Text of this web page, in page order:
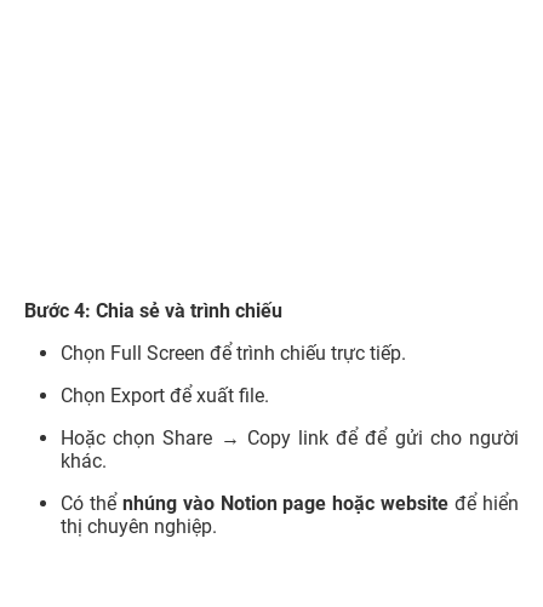
Bước 4: Chia sẻ và trình chiếu
Chọn Full Screen để trình chiếu trực tiếp.
Chọn Export để xuất file.
Hoặc chọn Share → Copy link để để gửi cho người
khác.
Có thể nhúng vào Notion page hoặc website để hiển
thị chuyên nghiệp.